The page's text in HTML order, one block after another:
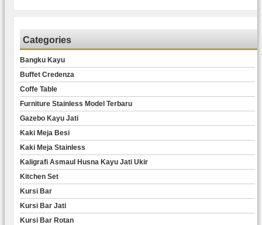
Categories
Bangku Kayu
Buffet Credenza
Coffe Table
Furniture Stainless Model Terbaru
Gazebo Kayu Jati
Kaki Meja Besi
Kaki Meja Stainless
Kaligrafi Asmaul Husna Kayu Jati Ukir
Kitchen Set
Kursi Bar
Kursi Bar Jati
Kursi Bar Rotan